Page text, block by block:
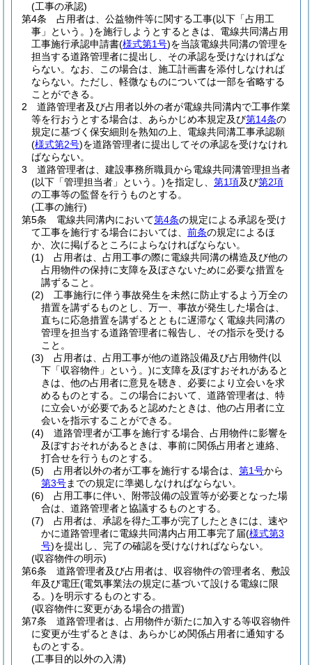
(工事の承認)
第4条
占用者は、公益物件等に関する工事(以下「占用工
事」という。)を施行しようとするときは、電線共同溝占用
工事施行承認申請書(様式第1号)を当該電線共同溝の管理を
担当する道路管理者に提出し、その承認を受けなければな
らない。 なお、この場合は、施工計画書を添付しなければ
ならない。 ただし、軽微なものについては一部を省略する
ことができる。
2
道路管理者及び占用者以外の者が電線共同溝内で工事作業
等を行おうとする場合は、あらかじめ本規定及び第14条の
規定に基づく保安細則を熟知の上、電線共同溝工事承認願
(様式第2号)を道路管理者に提出してその承認を受けなけれ
ばならない。
3
道路管理者は、建設事務所職員から電線共同溝管理担当者
(以下「管理担当者」という。)を指定し、 第1項及び第2項
の工事等の監督を行うものとする。
(工事の施行)
第5条
電線共同溝内において第4条の規定による承認を受け
て工事を施行する場合においては、 前条の規定によるほ
か、次に掲げるところによらなければならない。
(1)
占用者は、占用工事の際に電線共同溝の構造及び他の
占用物件の保持に支障を及ぼさないために必要な措置を
講ずること。
(2)
工事施行に伴う事故発生を未然に防止するよう万全の
措置を講ずるものとし、万一、事故が発生した場合は、
直ちに応急措置を講ずるとともに遅滞なく電線共同溝の
管理を担当する道路管理者に報告し、その指示を受ける
こと。
(3)
占用者は、占用工事が他の道路設備及び占用物件(以
下「収容物件」という。)に支障を及ぼすおそれがあると
きは、他の占用者に意見を聴き、必要により立会いを求
めるものとする。
この場合において、道路管理者は、特
に立会いが必要であると認めたときは、他の占用者に立
会いを指示することができる。
(4)
道路管理者が工事を施行する場合、占用物件に影響を
及ぼすおそれがあるときは、事前に関係占用者と連絡、
打合せを行うものとする。
(5)
占用者以外の者が工事を施行する場合は、 第1号から
第3号までの規定に準拠しなければならない。
(6)
占用工事に伴い、附帯設備の設置等が必要となった場
合は、道路管理者と協議するものとする。
(7)
占用者は、承認を得た工事が完了したときには、速や
かに道路管理者に電線共同溝内占用工事完了届(様式第3
号)を提出し、完了の確認を受けなければならない。
(収容物件の明示)
第6条
道路管理者及び占用者は、収容物件の管理者名、敷設
年及び電圧(電気事業法の規定に基づいて設ける電線に限
る。)を明示するものとする。
(収容物件に変更がある場合の措置)
第7条
道路管理者は、占用物件が新たに加入する等収容物件
に変更が生ずるときは、あらかじめ関係占用者に通知する
ものとする。
(工事目的以外の入溝)